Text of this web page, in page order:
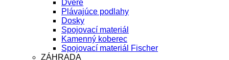
Dvere
Plávajúce podlahy
Dosky
Spojovací materiál
Kamenný koberec
Spojovací materiál Fischer
ZÁHRADA